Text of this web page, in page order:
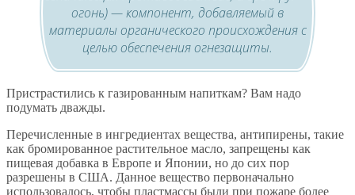
огонь) — компонент, добавляемый в
материалы органического происхождения с
целью обеспечения огнезащиты.
Пристрастились к газированным напиткам? Вам надо
подумать дважды.
Перечисленные в ингредиентах вещества, антипирены, такие
как бромированное растительное масло, запрещены как
пищевая добавка в Европе и Японии, но до сих пор
разрешены в США. Данное вещество первоначально
использовалось, чтобы пластмассы были при пожаре более